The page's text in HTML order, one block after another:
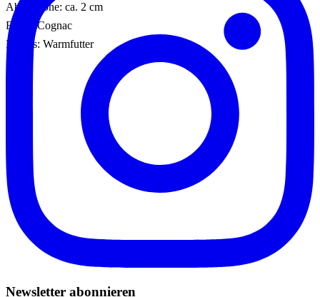
Absatzhöhe: ca. 2 cm
Farbe: Cognac
Details: Warmfutter
Newsletter abonnieren